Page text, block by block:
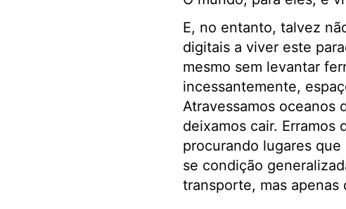
E, no entanto, talvez
digitais a viver este
mesmo sem levantar
incessantemente,
Atravessamos oceanos
deixamos cair. Erramos
procurando lugares
se condição
transporte, mas apenas